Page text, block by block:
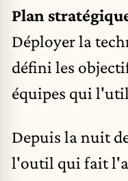
Plan
Déployer la
défini les
équipes qui
Depuis la nuit
l'outil qui fait